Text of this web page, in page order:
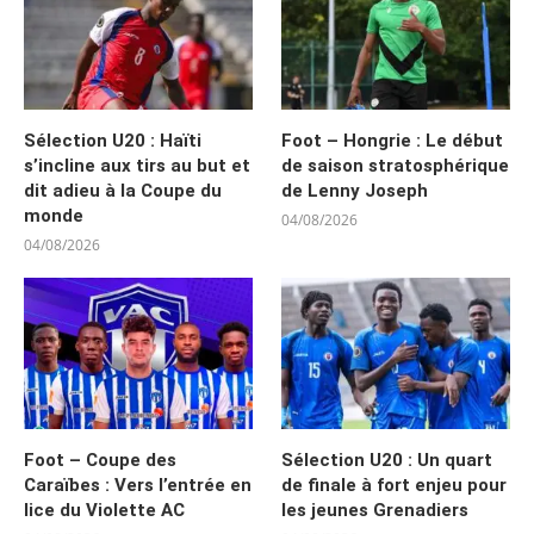
Sélection U20 : Haïti
s’incline aux tirs au but et
dit adieu à la Coupe du
monde
04/08/2026
Foot – Hongrie : Le début
de saison stratosphérique
de Lenny Joseph
04/08/2026
Foot – Coupe des
Caraïbes : Vers l’entrée en
lice du Violette AC
Sélection U20 : Un quart
de finale à fort enjeu pour
les jeunes Grenadiers